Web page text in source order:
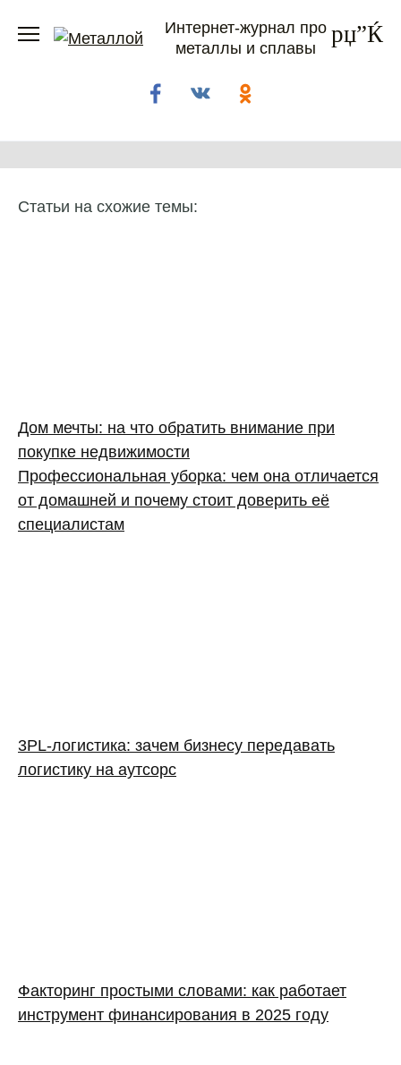
Интернет-журнал про
металлы и сплавы
Статьи на схожие темы:
Дом мечты: на что обратить внимание при
покупке недвижимости
Профессиональная уборка: чем она отличается
от домашней и почему стоит доверить её
специалистам
3PL‑логистика: зачем бизнесу передавать
логистику на аутсорс
Факторинг простыми словами: как работает
инструмент финансирования в 2025 году